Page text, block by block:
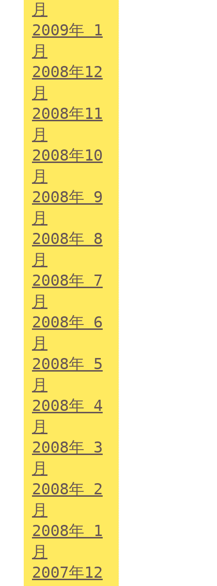
月
2009年 1
月
2008年12
月
2008年11
月
2008年10
月
2008年 9
月
2008年 8
月
2008年 7
月
2008年 6
月
2008年 5
月
2008年 4
月
2008年 3
月
2008年 2
月
2008年 1
月
2007年12